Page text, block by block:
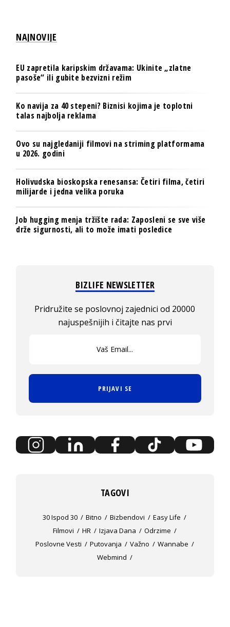
NAJNOVIJE
EU zapretila karipskim državama: Ukinite „zlatne
pasoše“ ili gubite bezvizni režim
Ko navija za 40 stepeni? Biznisi kojima je toplotni
talas najbolja reklama
Ovo su najgledaniji filmovi na striming platformama
u 2026. godini
Holivudska bioskopska renesansa: Četiri filma, četiri
milijarde i jedna velika poruka
Job hugging menja tržište rada: Zaposleni se sve više
drže sigurnosti, ali to može imati posledice
BIZLIFE NEWSLETTER
Pridružite se poslovnoj zajednici od 20000
najuspešnijih i čitajte nas prvi
PRIJAVI SE
TAGOVI
30 Ispod 30 Bitno Bizbendovi
Easy Life
Filmovi
HR Izjava Dana
Odrzime
Poslovne Vesti
Putovanja Važno
Wannabe
Webmind